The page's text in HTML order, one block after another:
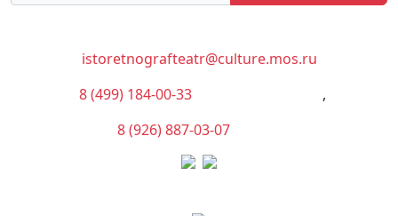
istoretnografteatr@culture.mos.ru
8 (499) 184-00-33
,
8 (926) 887-03-07